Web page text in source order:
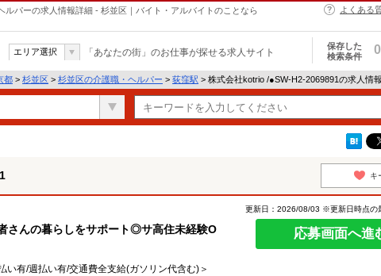
パーの求人情報詳細 - 杉並区｜バイト・アルバイトのことなら
よくある
エリア選択 「あなたの街」のお仕事が探せる求人サイト
保存した
検索条件
0
都 > 杉並区 > 杉並区の介護職・ヘルパー > 荻窪駅 > 株式会社kotrio /●SW-H2-2069891の求人情
キ
さんの暮らしをサポート◎サ高住未経験O
更新日：2026/08/03 ※更新日時点の
応募画面へ進
有/週払い有/交通費全支給(ガソリン代含む)＞